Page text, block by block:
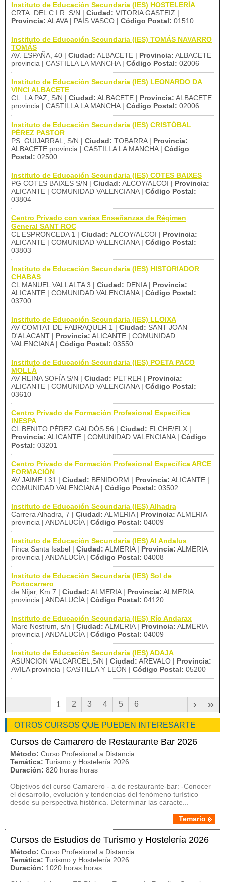
Instituto de Educación Secundaria (IES) HOSTELERÍA
CRTA. DEL C.I.R. S/N | Ciudad: VITORIA GASTEIZ |
Provincia: ALAVA | PAÍS VASCO | Código Postal: 01510
Instituto de Educación Secundaria (IES) TOMÁS NAVARRO
TOMÁS
AV. ESPAÑA, 40 | Ciudad: ALBACETE | Provincia: ALBACETE
provincia | CASTILLA LA MANCHA | Código Postal: 02006
Instituto de Educación Secundaria (IES) LEONARDO DA
VINCI ALBACETE
CL. LA PAZ, S/N | Ciudad: ALBACETE | Provincia: ALBACETE
provincia | CASTILLA LA MANCHA | Código Postal: 02006
Instituto de Educación Secundaria (IES) CRISTÓBAL
PÉREZ PASTOR
PS. GUIJARRAL, S/N | Ciudad: TOBARRA | Provincia:
ALBACETE provincia | CASTILLA LA MANCHA | Código
Postal: 02500
Instituto de Educación Secundaria (IES) COTES BAIXES
PG COTES BAIXES S/N | Ciudad: ALCOY/ALCOI | Provincia:
ALICANTE | COMUNIDAD VALENCIANA | Código Postal:
03804
Centro Privado con varias Enseñanzas de Régimen
General SANT ROC
CL ESPRONCEDA 1 | Ciudad: ALCOY/ALCOI | Provincia:
ALICANTE | COMUNIDAD VALENCIANA | Código Postal:
03803
Instituto de Educación Secundaria (IES) HISTORIADOR
CHABAS
CL MANUEL VALLALTA 3 | Ciudad: DENIA | Provincia:
ALICANTE | COMUNIDAD VALENCIANA | Código Postal:
03700
Instituto de Educación Secundaria (IES) LLOIXA
AV COMTAT DE FABRAQUER 1 | Ciudad: SANT JOAN
D'ALACANT | Provincia: ALICANTE | COMUNIDAD
VALENCIANA | Código Postal: 03550
Instituto de Educación Secundaria (IES) POETA PACO
MOLLÀ
AV REINA SOFÍA S/N | Ciudad: PETRER | Provincia:
ALICANTE | COMUNIDAD VALENCIANA | Código Postal:
03610
Centro Privado de Formación Profesional Específica
INESPA
CL BENITO PÉREZ GALDÓS 56 | Ciudad: ELCHE/ELX |
Provincia: ALICANTE | COMUNIDAD VALENCIANA | Código
Postal: 03201
Centro Privado de Formación Profesional Específica ARCE
FORMACIÓN
AV JAIME I 31 | Ciudad: BENIDORM | Provincia: ALICANTE |
COMUNIDAD VALENCIANA | Código Postal: 03502
Instituto de Educación Secundaria (IES) Alhadra
Carrera Alhadra, 7 | Ciudad: ALMERIA | Provincia: ALMERIA
provincia | ANDALUCÍA | Código Postal: 04009
Instituto de Educación Secundaria (IES) Al Andalus
Finca Santa Isabel | Ciudad: ALMERIA | Provincia: ALMERIA
provincia | ANDALUCÍA | Código Postal: 04008
Instituto de Educación Secundaria (IES) Sol de
Portocarrero
de Níjar, Km 7 | Ciudad: ALMERIA | Provincia: ALMERIA
provincia | ANDALUCÍA | Código Postal: 04120
Instituto de Educación Secundaria (IES) Río Andarax
Mare Nostrum, s/n | Ciudad: ALMERIA | Provincia: ALMERIA
provincia | ANDALUCÍA | Código Postal: 04009
Instituto de Educación Secundaria (IES) ADAJA
ASUNCION VALCARCEL,S/N | Ciudad: AREVALO | Provincia:
AVILA provincia | CASTILLA Y LEÓN | Código Postal: 05200
1 2 3 4 5 6 »
›
OTROS CURSOS QUE PUEDEN INTERESARTE
Cursos de Camarero de Restaurante Bar 2026
Método: Curso Profesional a Distancia
Temática: Turismo y Hostelería 2026
Duración: 820 horas horas
Objetivos del curso Camarero - a de restaurante-bar: -Conocer
el desarrollo, evolución y tendencias del fenómeno turístico
desde su perspectiva histórica. Determinar las caracte...
Temario
Cursos de Estudios de Turismo y Hostelería 2026
Método: Curso Profesional a Distancia
Temática: Turismo y Hostelería 2026
Duración: 1020 horas horas